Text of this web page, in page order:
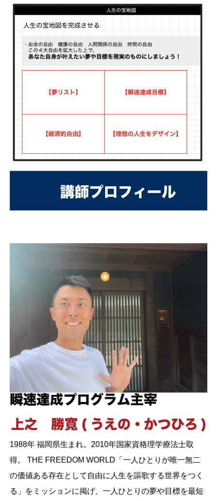
1988年 福岡県生まれ。2010年国家資格理学療法士取
得。 THE FREEDOM WORLD「一人ひとりが唯一無二
の価値ある存在として自由に人生を謳歌する世界をつく
る」をミッションに掲げ、一人ひとりの夢や目標を最短